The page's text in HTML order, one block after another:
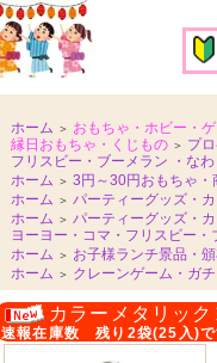
ホーム ＞ おもちゃ・ホビー・
縁日おもちゃ・くじもの ＞ プ
フリスビー・ブーメラン ・な
ホーム ＞ 3円～30円おもちゃ・
ホーム ＞ パーティーグッズ・
ホーム ＞ パーティーグッズ・
ヨーヨー・コマ・フリスビー
ホーム ＞ お子様ランチ景品・
ホーム ＞ クレーンゲーム・ガ
カラーメタリッ
速報在庫数 残り2袋(25入)で